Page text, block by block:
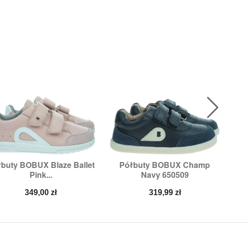
BOBUX Blaze Ballet
Pink...
Cena
349,00 zł
 Szybki podgląd
Rozmiary:27,28,
Półbuty BOBUX Champ
Navy 650509
Cena
319,99 zł
Szybki podgląd
Rozmiary:23,25